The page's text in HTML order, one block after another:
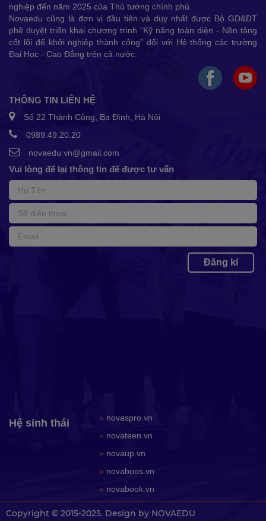
nghiệp đến năm 2025 của Thủ tướng chính phủ.
Novaedu cũng là đơn vị đầu tiên và duy nhất được Bộ GD&ĐT
phê duyệt triển khai chương trình “Kỹ năng toàn diện - Nền tảng
cốt lõi để khởi nghiệp thành công” đối với Hệ thống các trường
Đại Học - Cao Đẳng trên cả nước.
THÔNG TIN LIÊN HỆ
Số 22 Thành Công, Ba Đình, Hà Nội
0989.49.20.20
novaedu.vn@gmail.com
Vui lòng để lại thông tin để được tư vấn
Đăng kí
Hệ sinh thái » novaspro.vn
» novateen.vn
» novaup.vn
» novaboos.vn
» novabook.vn
Copyright © 2015-2025. Design by NOVAEDU